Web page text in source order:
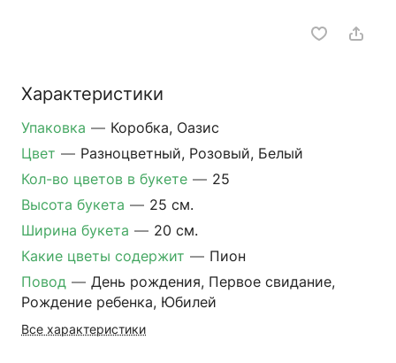
Характеристики
Упаковка — Коробка, Оазис
Цвет — Разноцветный, Розовый, Белый
Кол-во цветов в букете — 25
Высота букета — 25 см.
Ширина букета — 20 см.
Какие цветы содержит — Пион
Повод — День рождения, Первое свидание,
Рождение ребенка, Юбилей
Все характеристики